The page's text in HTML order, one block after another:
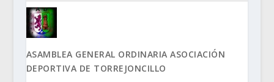
ASAMBLEA GENERAL ORDINARIA ASOCIACIÓN
DEPORTIVA DE TORREJONCILLO